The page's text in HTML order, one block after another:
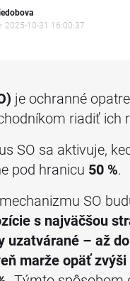
2025-10-31 16:00:37
je ochranné
riadiť ich
SO sa aktivuje,
pod hranicu 50 %.
SO
s najväčšou
uzatvárané – až
marže opäť zvýši